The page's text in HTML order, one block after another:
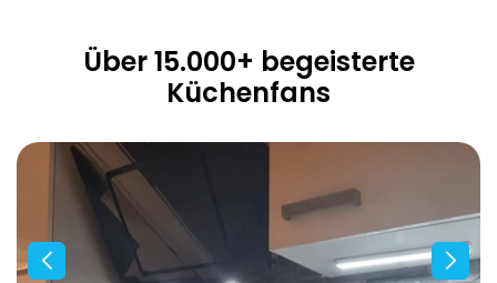
Über 15.000+ begeisterte
Küchenfans